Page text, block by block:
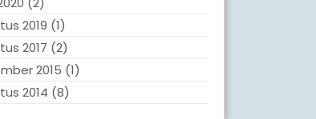
2019 (1)
2017 (2)
2015 (1)
2014 (8)